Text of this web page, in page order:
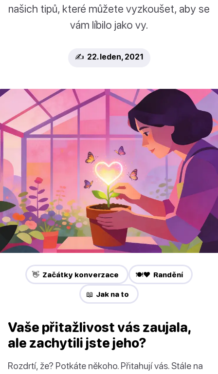
našich tipů, které můžete vyzkoušet, aby se
vám líbilo jako vy.
✍️ 22. leden, 2021
👋 Začátky konverzace 🍽️❤️ Randění
📖 Jak na to
Vaše přitažlivost vás zaujala,
ale zachytili jste jeho?
Rozdrtí, že? Potkáte někoho. Přitahují vás. Stále na